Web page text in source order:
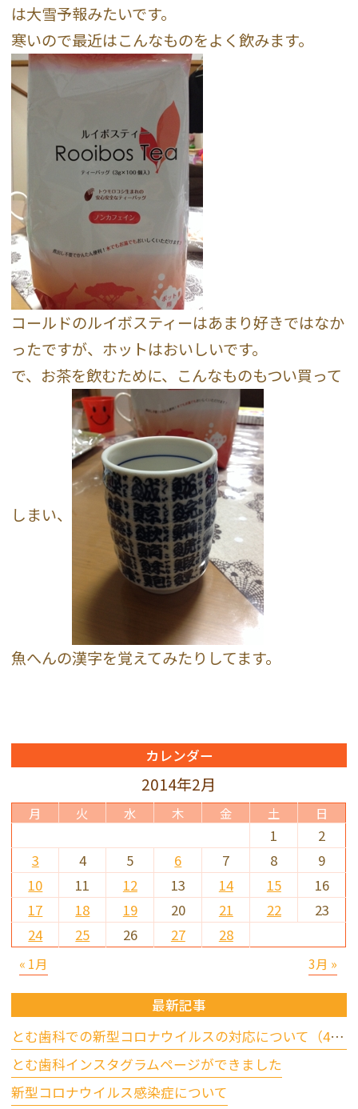
は大雪予報みたいです。
寒いので最近はこんなものをよく飲みます。
コールドのルイボスティーはあまり好きではなか
ったですが、ホットはおいしいです。
で、お茶を飲むために、こんなものもつい買って
しまい、
魚へんの漢字を覚えてみたりしてます。
カレンダー
2014年2月
月 火 水 木 金 土 日
« 1月 3月 »
1
2
3
4 5 6 7 8
9
10
11 12 13 14 15
16
17
18 19 20 21 22
23
24
25 26 27 28
最新記事
とむ歯科での新型コロナウイルスの対応について（4/17更新）
とむ歯科インスタグラムページができました
新型コロナウイルス感染症について